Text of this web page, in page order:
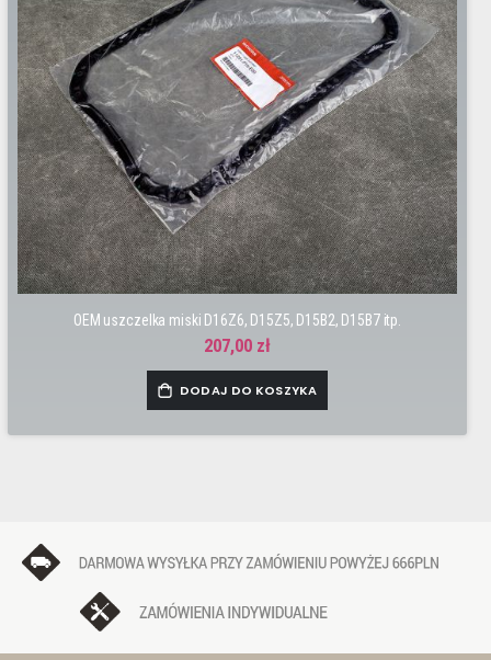
OEM uszczelka miski D16Z6, D15Z5, D15B2, D15B7 itp.
207,00 zł
DODAJ DO KOSZYKA